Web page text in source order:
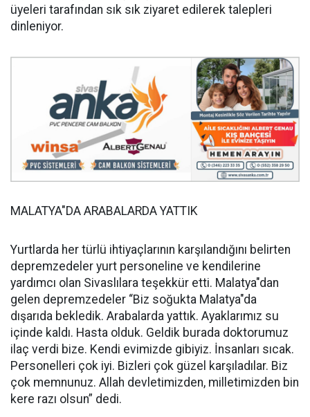
üyeleri tarafından sık sık ziyaret edilerek talepleri
dinleniyor.
MALATYA"DA ARABALARDA YATTIK
Yurtlarda her türlü ihtiyaçlarının karşılandığını belirten
depremzedeler yurt personeline ve kendilerine
yardımcı olan Sivaslılara teşekkür etti. Malatya"dan
gelen depremzedeler “Biz soğukta Malatya"da
dışarıda bekledik. Arabalarda yattık. Ayaklarımız su
içinde kaldı. Hasta olduk. Geldik burada doktorumuz
ilaç verdi bize. Kendi evimizde gibiyiz. İnsanları sıcak.
Personelleri çok iyi. Bizleri çok güzel karşıladılar. Biz
çok memnunuz. Allah devletimizden, milletimizden bin
kere razı olsun” dedi.